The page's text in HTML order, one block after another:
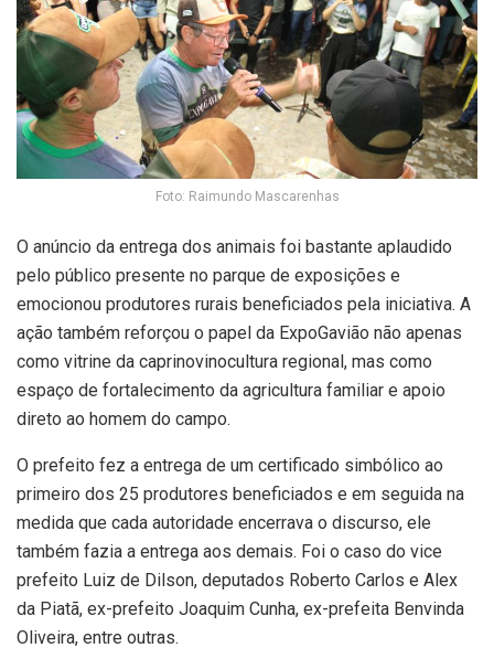
Foto: Raimundo Mascarenhas
O anúncio da entrega dos animais foi bastante aplaudido
pelo público presente no parque de exposições e
emocionou produtores rurais beneficiados pela iniciativa. A
ação também reforçou o papel da ExpoGavião não apenas
como vitrine da caprinovinocultura regional, mas como
espaço de fortalecimento da agricultura familiar e apoio
direto ao homem do campo.
O prefeito fez a entrega de um certificado simbólico ao
primeiro dos 25 produtores beneficiados e em seguida na
medida que cada autoridade encerrava o discurso, ele
também fazia a entrega aos demais. Foi o caso do vice
prefeito Luiz de Dilson, deputados Roberto Carlos e Alex
da Piatã, ex-prefeito Joaquim Cunha, ex-prefeita Benvinda
Oliveira, entre outras.